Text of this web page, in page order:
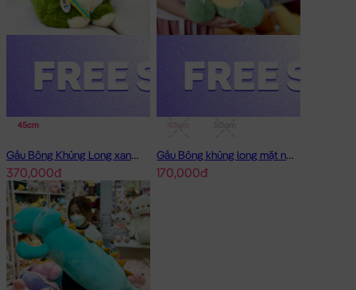
45cm
Gấu Bông Khủng Long xanh lông Smooth Bobova
370,000đ
Gấu Bông khủng long mặt ngố lông mịn Smooth
170,000đ